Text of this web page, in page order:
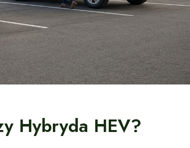
Hybryda HEV?